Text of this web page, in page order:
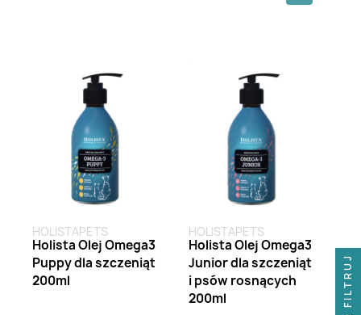
FILTRUJ
HOLISTAPETS
Holista Olej Omega3
Puppy dla szczeniąt
200ml
HOLISTAPETS
Holista Olej Omega3
Junior dla szczeniąt
i psów rosnących
200ml
FILTRUJ